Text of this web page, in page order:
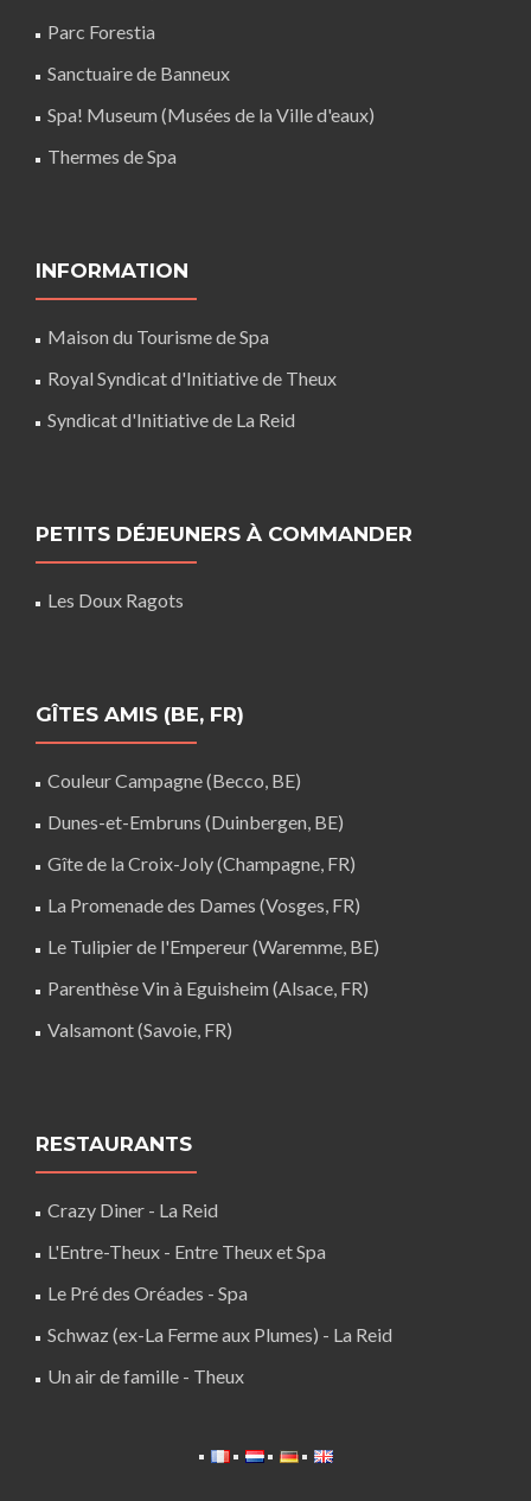
Parc Forestia
Sanctuaire de Banneux
Spa! Museum (Musées de la Ville d'eaux)
Thermes de Spa
INFORMATION
Maison du Tourisme de Spa
Royal Syndicat d'Initiative de Theux
Syndicat d'Initiative de La Reid
PETITS DÉJEUNERS À COMMANDER
Les Doux Ragots
GÎTES AMIS (BE, FR)
Couleur Campagne (Becco, BE)
Dunes-et-Embruns (Duinbergen, BE)
Gîte de la Croix-Joly (Champagne, FR)
La Promenade des Dames (Vosges, FR)
Le Tulipier de l'Empereur (Waremme, BE)
Parenthèse Vin à Eguisheim (Alsace, FR)
Valsamont (Savoie, FR)
RESTAURANTS
Crazy Diner - La Reid
L'Entre-Theux - Entre Theux et Spa
Le Pré des Oréades - Spa
Schwaz (ex-La Ferme aux Plumes) - La Reid
Un air de famille - Theux